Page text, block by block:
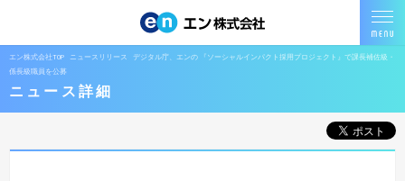
エン株式会社TOP ニュースリリース
デジタル庁、エンの 『ソーシャルインパクト採用プロジェクト』で課長補佐級・
係長級職員を公募
ニュース詳細